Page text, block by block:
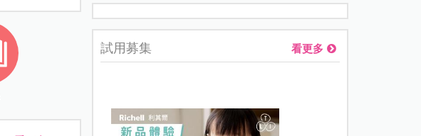
試用募集 看更多